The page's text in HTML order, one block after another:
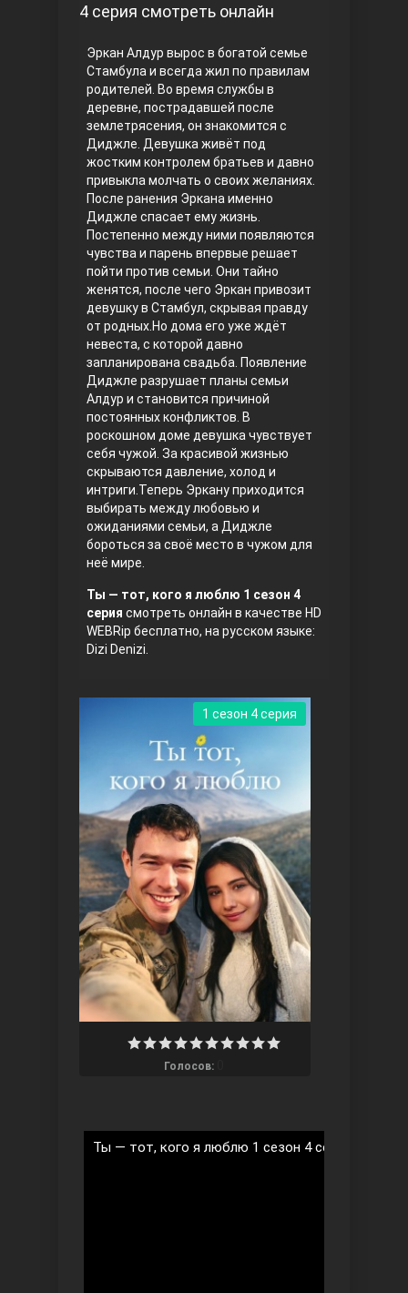
Правосyдие
Любовь напрокат
Воскресший Эртугрул
Три сестры
Ветреный холм
Ты назови
4 серия смотреть онлайн
Эркан Алдур вырос в богатой семье
Стамбула и всегда жил по правилам
родителей. Во время службы в
деревне, пострадавшей после
землетрясения, он знакомится с
Диджле. Девушка живёт под
жостким контролем братьев и давно
привыкла молчать о своих желаниях.
После ранения Эркана именно
Диджле спасает ему жизнь.
Постепенно между ними появляются
чувства и парень впервые решает
пойти против семьи. Они тайно
женятся, после чего Эркан привозит
девушку в Стамбул, скрывая правду
от родных.Но дома его уже ждёт
невеста, с которой давно
запланирована свадьба. Появление
Диджле разрушает планы семьи
Алдур и становится причиной
постоянных конфликтов. В
роскошном доме девушка чувствует
себя чужой. За красивой жизнью
скрываются давление, холод и
интриги.Теперь Эркану приходится
выбирать между любовью и
ожиданиями семьи, а Диджле
бороться за своё место в чужом для
неё мире.
Ты — тот, кого я люблю 1 сезон 4
серия смотреть онлайн в качестве HD
WEBRip бесплатно, на русском языке:
Dizi Denizi.
Голосов:
1 сезон 4 серия
Ты — тот, кого я люблю 1 сезон 4 серия на